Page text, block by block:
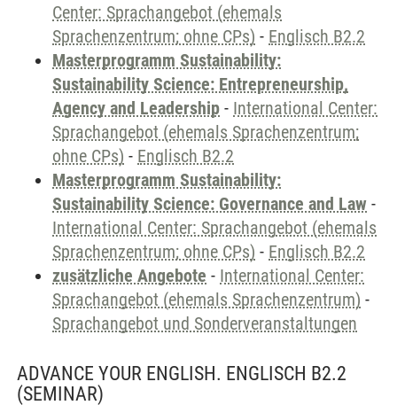
Center: Sprachangebot (ehemals
Sprachenzentrum; ohne CPs) - Englisch B2.2
Masterprogramm Sustainability:
Sustainability Science: Entrepreneurship,
Agency and Leadership - International Center:
Sprachangebot (ehemals Sprachenzentrum;
ohne CPs) - Englisch B2.2
Masterprogramm Sustainability:
Sustainability Science: Governance and Law -
International Center: Sprachangebot (ehemals
Sprachenzentrum; ohne CPs) - Englisch B2.2
zusätzliche Angebote - International Center:
Sprachangebot (ehemals Sprachenzentrum) -
Sprachangebot und Sonderveranstaltungen
ADVANCE YOUR ENGLISH. ENGLISCH B2.2
(SEMINAR)